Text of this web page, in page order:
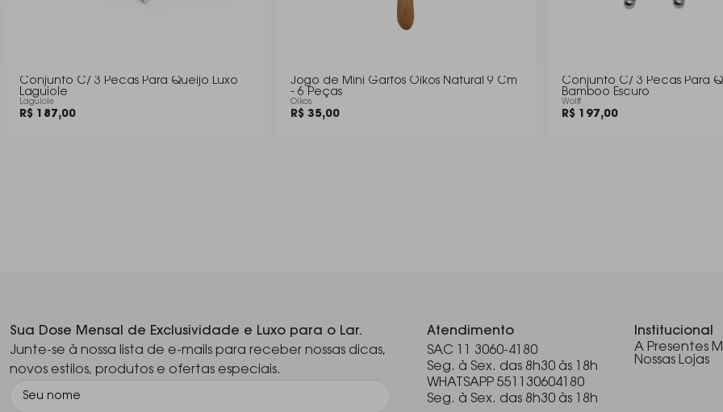
Conjunto C/ 3 Pecas Para Queijo Luxo
Laguiole
Laguiole
R$ 187,00
Jogo de Mini Garfos Oikos Natural 9 Cm
- 6 Peças
Oikos
R$ 35,00
Conjunto C/ 3 Pecas Para
Bamboo Escuro
Wolff
R$ 197,00
Sua Dose Mensal de Exclusividade e Luxo para o Lar.
Junte-se à nossa lista de e-mails para receber nossas dicas,
novos estilos, produtos e ofertas especiais.
Atendimento
SAC 11 3060-4180
Seg. à Sex. das 8h30 às 18h
WHATSAPP 551130604180
Seg. à Sex. das 8h30 às 18h
Institucional
A Presentes
Nossas Lojas